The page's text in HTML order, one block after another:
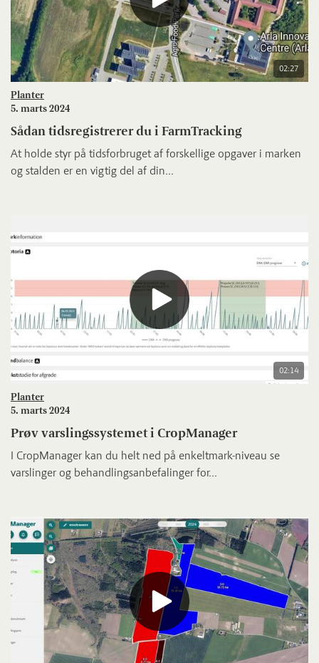
02:27
Planter
5. marts 2024
Sådan tidsregistrerer du i FarmTracking
At holde styr på tidsforbruget af forskellige opgaver i marken
og stalden er en vigtig del af din...
02:14
Planter
5. marts 2024
Prøv varslingssystemet i CropManager
I CropManager kan du helt ned på enkeltmark-niveau se
varslinger og behandlingsanbefalinger for...